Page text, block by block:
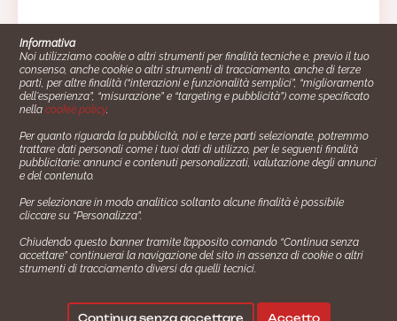
Cucinare.it è un marchio commerciale di Impiego24.it s.r.l.
copyright 2014 - 2024 P.IVA: 03406490130
Azienda certiﬁcata ISO 27001 numero: SNR 73140386/89/I
- Azienda certiﬁcata ISO 9001 numero: SNR
Gestione consensi e categorie merceologiche marketing
Seguici su:
Informativa
Noi utilizziamo cookie o altri strumenti per finalità tecniche e, previo il tuo
consenso, anche cookie o altri strumenti di tracciamento, anche di terze
parti, per altre finalità (“interazioni e funzionalità semplici”, “miglioramento
dell'esperienza”, “misurazione” e “targeting e pubblicità”) come specificato
nellacookie policy.
Per quanto riguarda la pubblicità, noi e terze parti selezionate, potremmo
trattare dati personali come i tuoi dati di utilizzo, per le seguenti finalità
pubblicitarie: annunci e contenuti personalizzati, valutazione degli annunci
e del contenuto.
Per selezionare in modo analitico soltanto alcune finalità è possibile
cliccare su “Personalizza”.
Chiudendo questo banner tramite l’apposito comando “Continua senza
accettare” continuerai la navigazione del sito in assenza di cookie o altri
strumenti di tracciamento diversi da quelli tecnici.
Continua senza accettare Accetto